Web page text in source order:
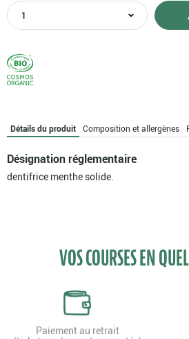
quantité
de
menthe
solide.
Détails du produit Composition et allergènes
Désignation réglementaire
dentifrice menthe solide.
VOS COURSES EN
Paiement au retrait